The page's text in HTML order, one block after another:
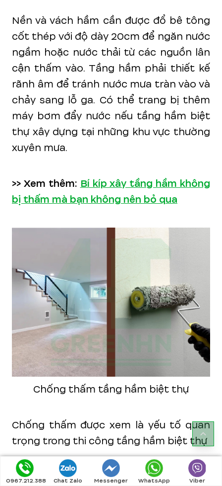
Nền và vách hầm cần được đổ bê tông
cốt thép với độ dày 20cm để ngăn nước
ngầm hoặc nước thải từ các nguồn lân
cận thấm vào. Tầng hầm phải thiết kế
rãnh âm để tránh nước mưa tràn vào và
chảy sang lỗ ga. Có thể trang bị thêm
máy bơm đẩy nước nếu tầng hầm biệt
thự xây dựng tại những khu vực thường
xuyên mưa.
>> Xem thêm: Bí kíp xây tầng hầm không
bị thấm mà bạn không nên bỏ qua
Chống thấm tầng hầm biệt thự
Chống thấm được xem là yếu tố quan
trọng trong thi công tầng hầm biệt thự
Xu hướng thiết kế tầng
0967.212.388 Chat Zalo Messenger WhatsApp Viber